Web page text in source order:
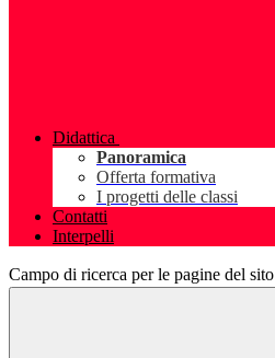
Didattica
Panoramica
Offerta formativa
I progetti delle classi
Contatti
Interpelli
Campo di ricerca per le pagine del sito